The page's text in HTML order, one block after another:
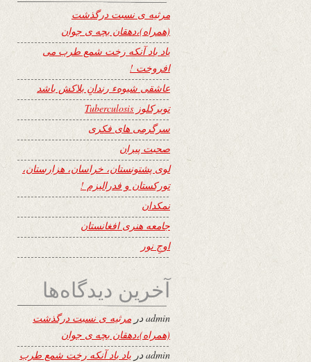
مرثیه ی نسبت درگذشت
(همراه)،دهقان بچه ی جوان
یاد باد آنکه رخت شمع طرب می
افروخت !
عاشقی شیوهء رندانِ بلاکش باشد
توبرکلوز Tuberculosis
سرگرمی های فکری
صحبت پیران
لوی پشتونستان، خراسان، هزارستان،
تورکستان و فدرالیزم !
نمکدان
جامعه هنری افغانستان
اوجِ نور
آخرین دیدگاه‌ها
adminدر مرثیه ی نسبت درگذشت
(همراه)،دهقان بچه ی جوان
admin در یاد باد آنکه رخت شمع طرب